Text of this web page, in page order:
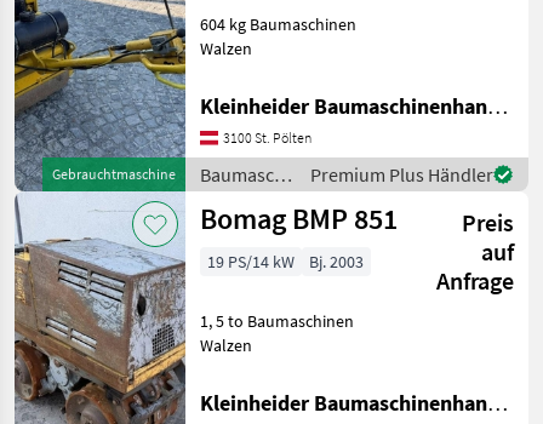
Gebrauchtmaschine
604 kg Baumaschinen
Walzen
Kleinheider Baumaschinenhandel GmbH.
3100 St. Pölten
Baumaschinen
/ Bomag
Premium Plus Händler
Bomag BMP 851
Preis
auf
Anfrage
19 PS/14 kW Bj. 2003
1, 5 to Baumaschinen
Walzen
Kleinheider Baumaschinenhandel GmbH.